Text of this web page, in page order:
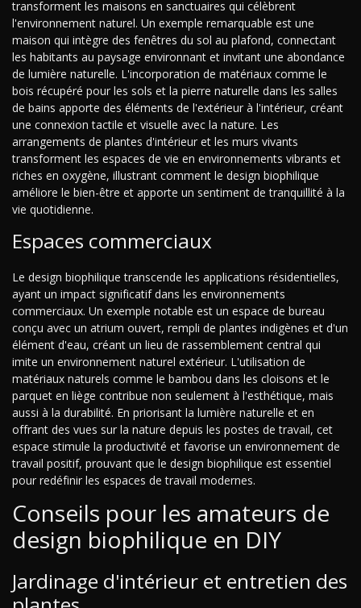
transforment les maisons en sanctuaires qui célèbrent
l'environnement naturel. Un exemple remarquable est une
maison qui intègre des fenêtres du sol au plafond, connectant
les habitants au paysage environnant et invitant une abondance
de lumière naturelle. L'incorporation de matériaux comme le
bois récupéré pour les sols et la pierre naturelle dans les salles
de bains apporte des éléments de l'extérieur à l'intérieur, créant
une connexion tactile et visuelle avec la nature. Les
arrangements de plantes d'intérieur et les murs vivants
transforment les espaces de vie en environnements vibrants et
riches en oxygène, illustrant comment le design biophilique
améliore le bien-être et apporte un sentiment de tranquillité à la
vie quotidienne.
Espaces commerciaux
Le design biophilique transcende les applications résidentielles,
ayant un impact significatif dans les environnements
commerciaux. Un exemple notable est un espace de bureau
conçu avec un atrium ouvert, rempli de plantes indigènes et d'un
élément d'eau, créant un lieu de rassemblement central qui
imite un environnement naturel extérieur. L'utilisation de
matériaux naturels comme le bambou dans les cloisons et le
parquet en liège contribue non seulement à l'esthétique, mais
aussi à la durabilité. En priorisant la lumière naturelle et en
offrant des vues sur la nature depuis les postes de travail, cet
espace stimule la productivité et favorise un environnement de
travail positif, prouvant que le design biophilique est essentiel
pour redéfinir les espaces de travail modernes.
Conseils pour les amateurs de
design biophilique en DIY
Jardinage d'intérieur et entretien des